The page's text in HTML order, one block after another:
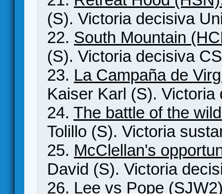
(S). Victoria decisiva
22. South Mountain
(S). Victoria decisiva
23. La Campaña de
Kaiser Karl (S).
24.The battle of the
Tolillo (S). Victoria
25. McClellan's
David (S). Victoria
26. Lee vs Pope